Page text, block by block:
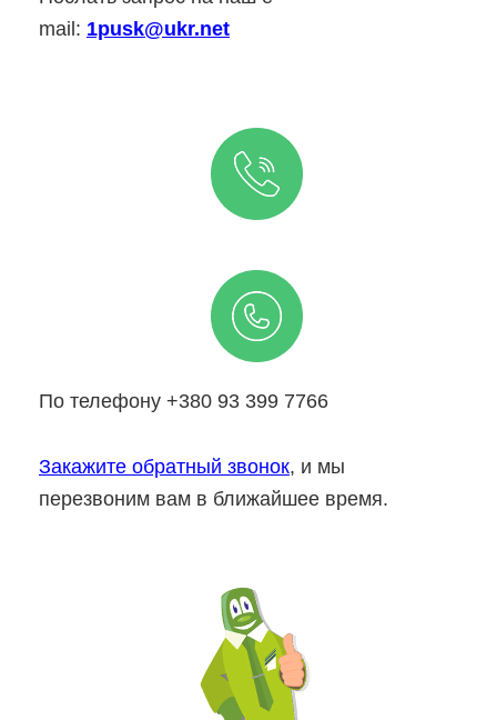
mail: 1pusk@ukr.net
По телефону +380 93 399 7766
Закажите обратный звонок, и мы
перезвоним вам в ближайшее время.